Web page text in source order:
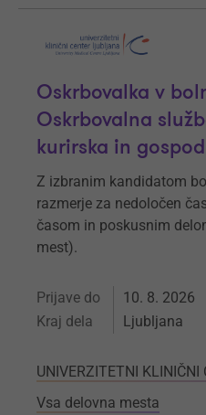
Oskrbovalka v
Oskrbovalna
kurirska in
Z izbranim kandidatom
razmerje za nedoločen
časom in poskusnim
mest).
Prijave do 10. 8. 2026
Kraj dela Ljubljana
UNIVERZITETNI
Vsa delovna mesta